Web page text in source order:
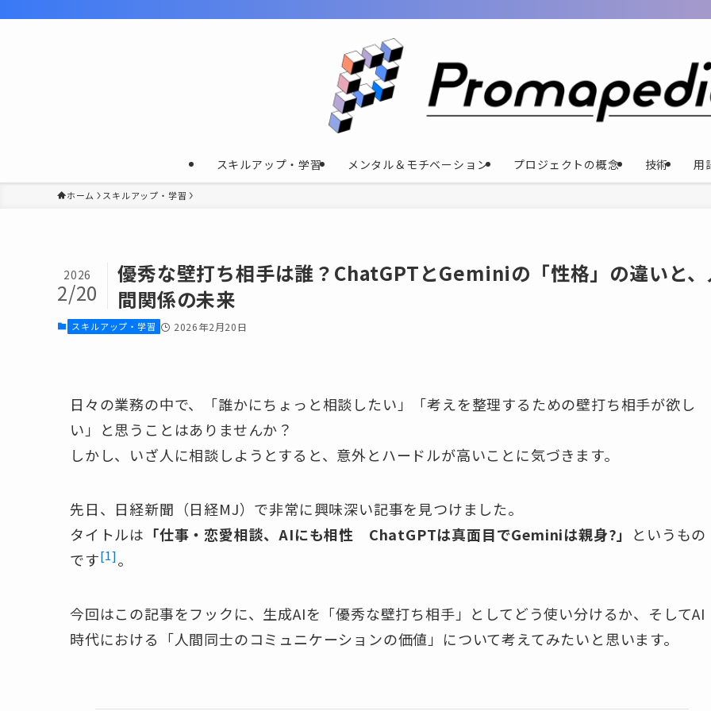
スキルアップ・学習 メンタル＆モチベーション プロジェクトの概念 技術 用
ホーム スキルアップ・学習
優秀な壁打ち相手は誰？ChatGPTとGeminiの「性格」の違いと
間関係の未来
2026
2/20
スキルアップ・学習 2026年2月20日
日々の業務の中で、「誰かにちょっと相談したい」「考えを整理するための壁打ち相手が欲し
い」と思うことはありませんか？
しかし、いざ人に相談しようとすると、意外とハードルが高いことに気づきます。
先日、日経新聞（日経MJ）で非常に興味深い記事を見つけました。
タイトルは 「仕事・恋愛相談、AIにも相性 ChatGPTは真面目でGeminiは親身?」 というもの
です[1]。
今回はこの記事をフックに、生成AIを「優秀な壁打ち相手」としてどう使い分けるか、そしてAI
時代における「人間同士のコミュニケーションの価値」について考えてみたいと思います。